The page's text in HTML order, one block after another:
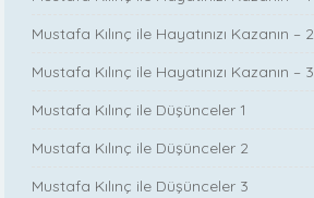
Mustafa Kılınç ile Hayatınızı Kazanın – 2
Mustafa Kılınç ile Hayatınızı Kazanın – 3
Mustafa Kılınç ile Düşünceler 1
Mustafa Kılınç ile Düşünceler 2
Mustafa Kılınç ile Düşünceler 3